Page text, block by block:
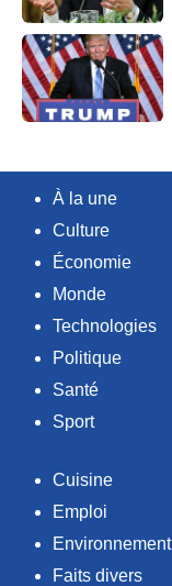
À la une
Culture
Économie
Monde
Technologies
Politique
Santé
Sport
Cuisine
Emploi
Environnement
Faits divers